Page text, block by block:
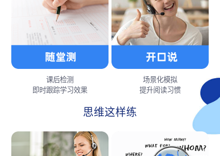
课后检测
即时跟踪学习效果
场景化模拟
提升阅读习惯
思维这样练